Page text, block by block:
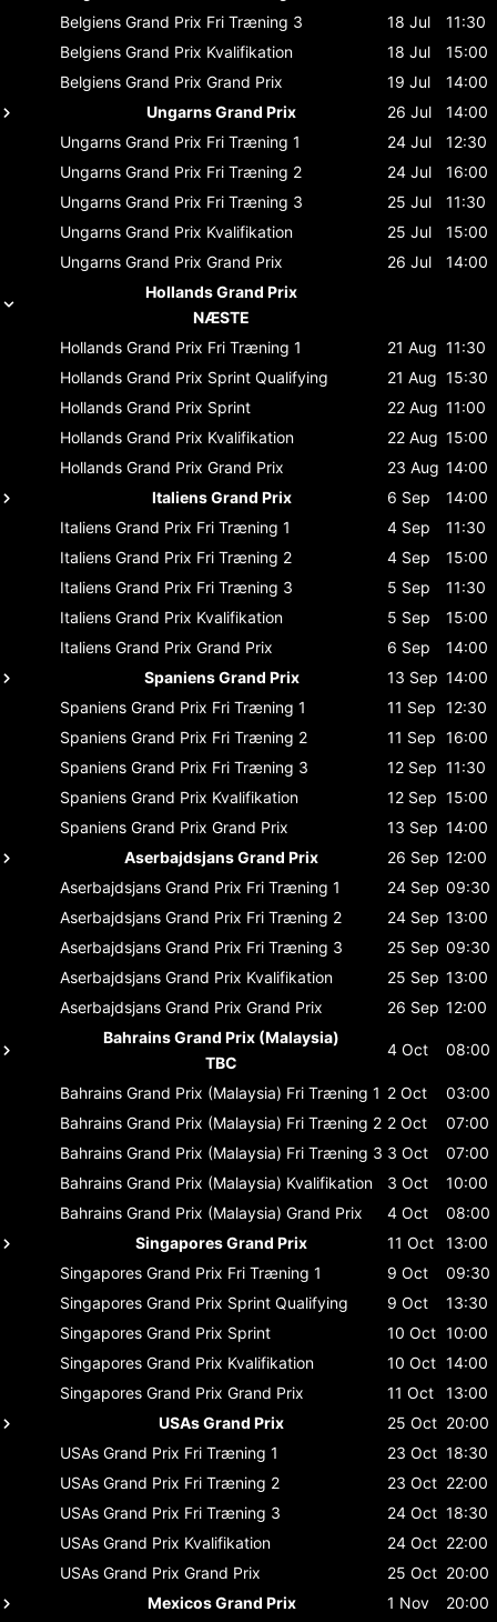
Belgiens Grand Prix Fri Træning 3 18 Jul
11:30
Belgiens Grand Prix Kvalifikation 18 Jul
15:00
Belgiens Grand Prix Grand Prix 19 Jul
14:00
Ungarns Grand Prix
26 Jul
14:00
Ungarns Grand Prix Fri Træning 1 24 Jul
12:30
Ungarns Grand Prix Fri Træning 2 24 Jul
16:00
Ungarns Grand Prix Fri Træning 3 25 Jul
11:30
Ungarns Grand Prix Kvalifikation 25 Jul
15:00
Ungarns Grand Prix Grand Prix 26 Jul
14:00
Hollands Grand Prix
NÆSTE
Hollands Grand Prix Fri Træning 1 21 Aug 11:30
Hollands Grand Prix Sprint Qualifying 21 Aug 15:30
Hollands Grand Prix Sprint 22 Aug 11:00
Hollands Grand Prix Kvalifikation 22 Aug 15:00
Hollands Grand Prix Grand Prix 23 Aug 14:00
Italiens Grand Prix
6 Sep
14:00
Italiens Grand Prix Fri Træning 1 4 Sep
11:30
Italiens Grand Prix Fri Træning 2 4 Sep
15:00
Italiens Grand Prix Fri Træning 3 5 Sep
11:30
Italiens Grand Prix Kvalifikation 5 Sep
15:00
Italiens Grand Prix Grand Prix 6 Sep
14:00
Spaniens Grand Prix
13 Sep 14:00
Spaniens Grand Prix Fri Træning 1 11 Sep 12:30
Spaniens Grand Prix Fri Træning 2 11 Sep 16:00
Spaniens Grand Prix Fri Træning 3 12 Sep 11:30
Spaniens Grand Prix Kvalifikation 12 Sep 15:00
Spaniens Grand Prix Grand Prix 13 Sep 14:00
Aserbajdsjans Grand Prix
26 Sep 12:00
Aserbajdsjans Grand Prix Fri Træning 1 24 Sep 09:30
Aserbajdsjans Grand Prix Fri Træning 2 24 Sep 13:00
Aserbajdsjans Grand Prix Fri Træning 3 25 Sep 09:30
Aserbajdsjans Grand Prix Kvalifikation 25 Sep 13:00
Aserbajdsjans Grand Prix Grand Prix 26 Sep 12:00
Bahrains Grand Prix (Malaysia)
TBC
4 Oct 08:00
Bahrains Grand Prix (Malaysia) Fri Træning 1 2 Oct
03:00
Bahrains Grand Prix (Malaysia) Fri Træning 2 2 Oct
07:00
Bahrains Grand Prix (Malaysia) Fri Træning 3 3 Oct
07:00
Bahrains Grand Prix (Malaysia) Kvalifikation 3 Oct
10:00
Bahrains Grand Prix (Malaysia) Grand Prix 4 Oct
08:00
Singapores Grand Prix
11 Oct
13:00
Singapores Grand Prix Fri Træning 1 9 Oct
09:30
Singapores Grand Prix Sprint Qualifying 9 Oct
13:30
Singapores Grand Prix Sprint 10 Oct 10:00
Singapores Grand Prix Kvalifikation 10 Oct 14:00
Singapores Grand Prix Grand Prix 11 Oct
13:00
USAs Grand Prix
25 Oct 20:00
USAs Grand Prix Fri Træning 1 23 Oct 18:30
USAs Grand Prix Fri Træning 2 23 Oct 22:00
USAs Grand Prix Fri Træning 3 24 Oct 18:30
USAs Grand Prix Kvalifikation 24 Oct 22:00
USAs Grand Prix Grand Prix 25 Oct 20:00
Mexicos Grand Prix
1 Nov 20:00